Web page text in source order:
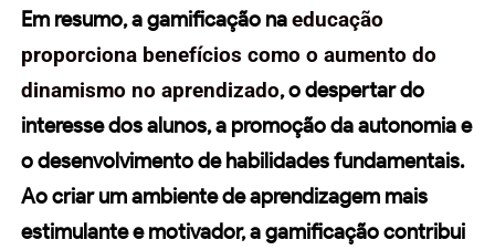
Em resumo, a gamificação naeducação
proporciona benefícios como o aumento do
dinamismo no aprendizado, o despertar do
interesse dos alunos, a promoção da autonomia e
o desenvolvimento de habilidades fundamentais.
Ao criar um ambiente de aprendizagem mais
estimulante e motivador, a gamificação contribui